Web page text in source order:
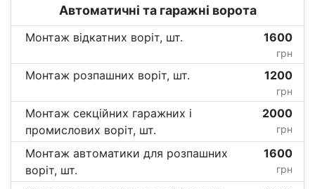
Автоматичні та гаражні ворота
Монтаж відкатних воріт, шт. 1600
грн
Монтаж розпашних воріт, шт. 1200
грн
Монтаж секційних гаражних і
промислових воріт, шт.
2000
грн
Монтаж автоматики для розпашних
воріт, шт.
1600
грн